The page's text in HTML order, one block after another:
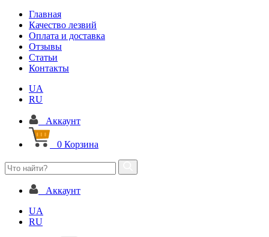
Главная
Качество лезвий
Оплата и доставка
Отзывы
Статьи
Контакты
UA
RU
Аккаунт
0 Корзина
Аккаунт
UA
RU